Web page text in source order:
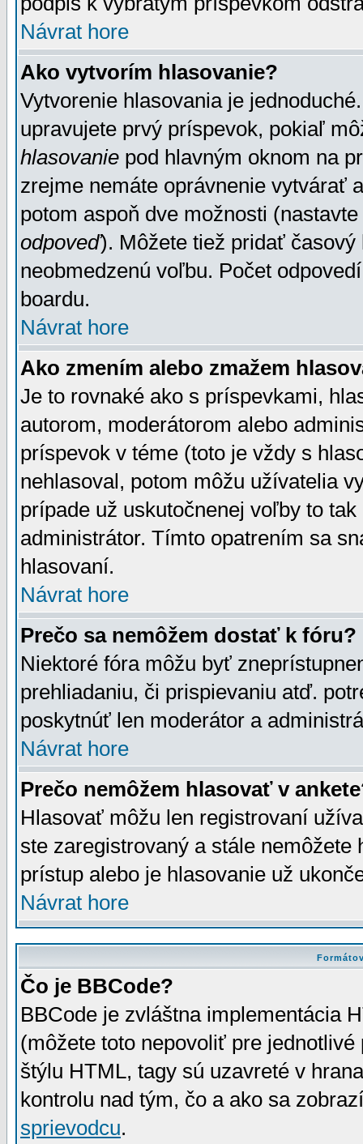
Návrat hore
Ako vytvorím hlasovanie?
Vytvorenie hlasovania je
upravujete prvý príspevok, pokiaľ
hlasovanie pod hlavným oknom na
zrejme nemáte oprávnenie vytvárať
potom aspoň dve možnosti
odpoveď). Môžete tiež pridať
neobmedzenú voľbu. Počet
boardu.
Návrat hore
Ako zmením alebo zmažem
Je to rovnaké ako s príspevkami,
autorom, moderátorom alebo
príspevok v téme (toto je vždy s
nehlasoval, potom môžu užívatelia
prípade už uskutočnenej voľby to
administrátor. Tímto opatrením sa
hlasovaní.
Návrat hore
Prečo sa nemôžem dostať k fóru?
Niektoré fóra môžu byť
prehliadaniu, či prispievaniu atď.
poskytnúť len moderátor a
Návrat hore
Prečo nemôžem hlasovať v
Hlasovať môžu len registrovaní
ste zaregistrovaný a stále
prístup alebo je hlasovanie už
Návrat hore
Čo je BBCode?
BBCode je zvláštna implementácia
(môžete toto nepovoliť pre
štýlu HTML, tagy sú uzavreté v
kontrolu nad tým, čo a ako sa
sprievodcu.